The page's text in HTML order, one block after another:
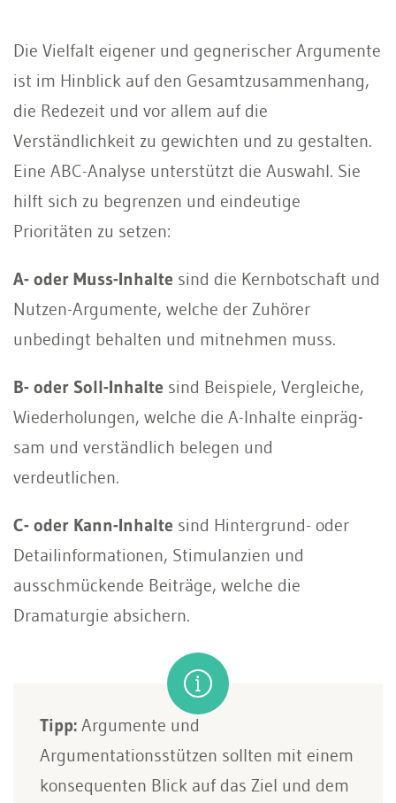
Die Vielfalt eigener und gegnerischer Argumente
ist im Hinblick auf den Gesamtzusammenhang,
die Redezeit und vor allem auf die
Verständlichkeit zu gewichten und zu gestalten.
Eine ABC-Analyse unterstützt die Auswahl. Sie
hilft sich zu begrenzen und eindeutige
Prioritäten zu setzen:
A- oder Muss-Inhalte sind die Kernbotschaft und
Nutzen-Argumente, welche der Zuhörer
unbedingt behalten und mitnehmen muss.
B- oder Soll-Inhalte sind Beispiele, Vergleiche,
Wiederholungen, welche die A-Inhalte einpräg­
sam und verständlich belegen und
verdeutlichen.
C- oder Kann-Inhalte sind Hintergrund- oder
Detailinformationen, Stimulanzien und
ausschmü­ckende Beiträge, welche die
Dramaturgie absichern.
Tipp: Argumente und
Argumentationsstützen sollten mit einem
konsequenten Blick auf das Ziel und dem